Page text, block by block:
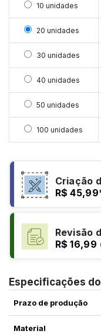
Selecionar 10
10 unidades
Selecionar 20
20 unidades
Selecionar 30
30 unidades
Selecionar 40
40 unidades
Selecionar 50
50 unidades
Selecionar 100
100 unidades
Criação
R$ 45,99
Revisão
R$ 16,99
Especificações
Prazo de produção
Material